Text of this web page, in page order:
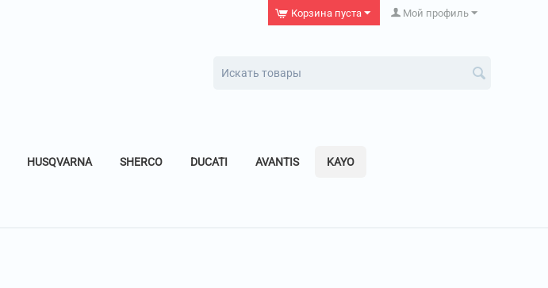
Мой профиль
Корзина пуста
HUSQVARNA SHERCO DUCATI AVANTIS KAYO